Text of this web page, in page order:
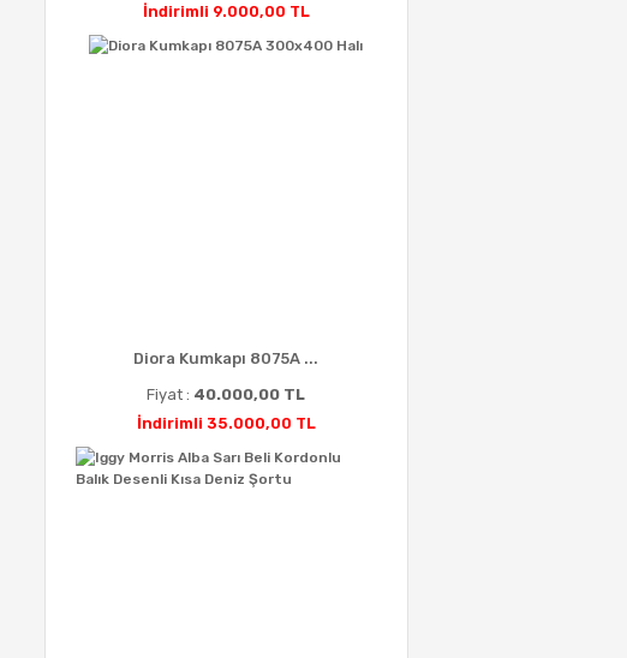
İndirimli 9.000,00 TL
Diora Kumkapı 8075A ...
Fiyat : 40.000,00 TL
İndirimli 35.000,00 TL